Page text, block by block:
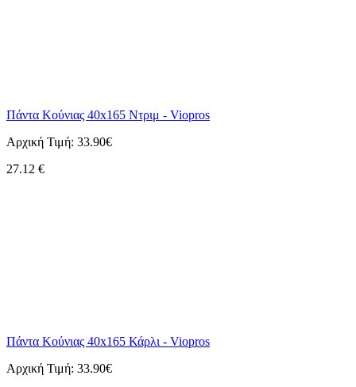
Πάντα Κούνιας 40x165 Ντριμ - Viopros
Αρχική Τιμή: 33.90€
27.12 €
Πάντα Κούνιας 40x165 Κάρλι - Viopros
Αρχική Τιμή: 33.90€